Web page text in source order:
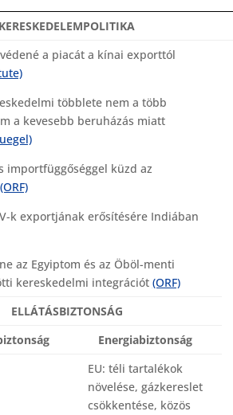
KERESKEDELEMPOLITIKA
a piacát a kínai exporttól
többlete nem a több
a kevesebb beruházás miatt
importfüggőséggel küzd az
(ORF)
k exportjának erősítésére Indiában
az Egyiptom és az Öböl-menti
kereskedelmi integrációt (ORF)
ELLÁTÁSBIZTONSÁG
Energiabiztonság
EU: téli tartalékok
növelése, gázkereslet
csökkentése, közös